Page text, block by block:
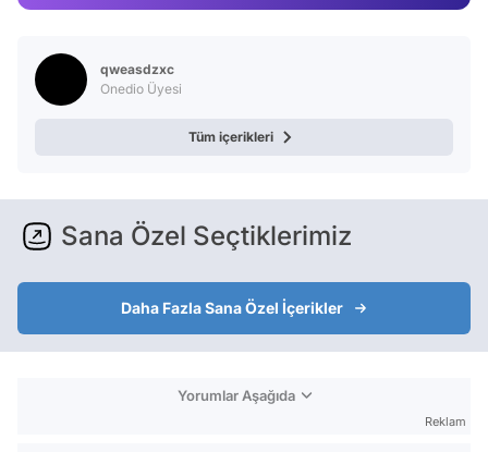
qweasdzxc
Onedio Üyesi
Tüm içerikleri
Sana Özel Seçtiklerimiz
Daha Fazla Sana Özel İçerikler
Yorumlar Aşağıda
Reklam